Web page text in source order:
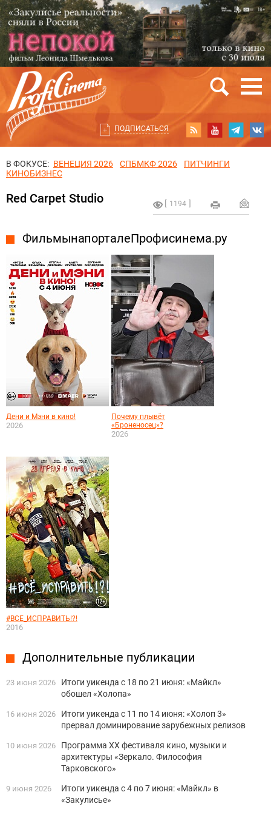
ПОДПИСАТЬСЯ
В ФОКУСЕ: ВЕНЕЦИЯ 2026 СПБМКФ 2026
ПИТЧИНГИ
КИНОБИЗНЕС
1194
Red Carpet Studio
Фильмы на портале Профисинема.ру
Дени и Мэни в кино!
2026
Почему плывёт
«Броненосец»?
2026
#ВСЕ_ИСПРАВИТЬ!?!
2016
Дополнительные публикации
23 июня 2026
Итоги уикенда с 18 по 21 июня: «Майкл»
обошел «Холопа»
16 июня 2026
Итоги уикенда с 11 по 14 июня: «Холоп 3»
прервал доминирование зарубежных релизов
10 июня 2026
Программа XX фестиваля кино, музыки и
архитектуры «Зеркало. Философия
Тарковского»
9 июня 2026
Итоги уикенда с 4 по 7 июня: «Майкл» в
«Закулисье»